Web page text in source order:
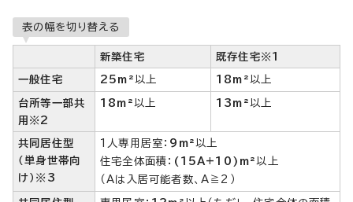
表の幅を切り替える
新築住宅 既存住宅※1
一般住宅 25m²以上 18m²以上
台所等一部共
用※2
18m²以上 13m²以上
共同居住型
（単身世帯向
け）※3
1人専用居室： 9m²以上
住宅全体面積： (15A+10)m²以上
（Aは入居可能者数、A≧2）